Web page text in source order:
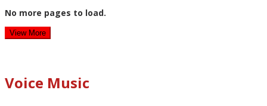
No more pages to load.
View More
Voice Music